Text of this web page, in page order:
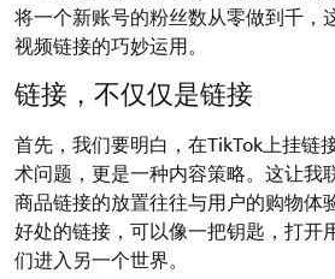
将一个新账号的粉丝数从零做到千，
视频链接的巧妙运用。
链接，不仅仅是链接
首先，我们要明白，在TikTok上挂链
术问题，更是一种内容策略。这让我
商品链接的放置往往与用户的购物体
好处的链接，可以像一把钥匙，打开
们进入另一个世界。